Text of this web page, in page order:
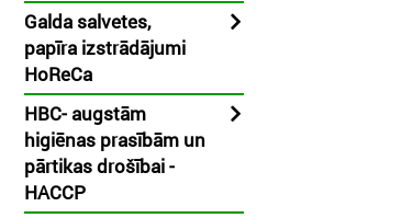
Galda salvetes,
papīra izstrādājumi
HoReCa
HBC- augstām
higiēnas prasībām un
pārtikas drošībai -
HACCP